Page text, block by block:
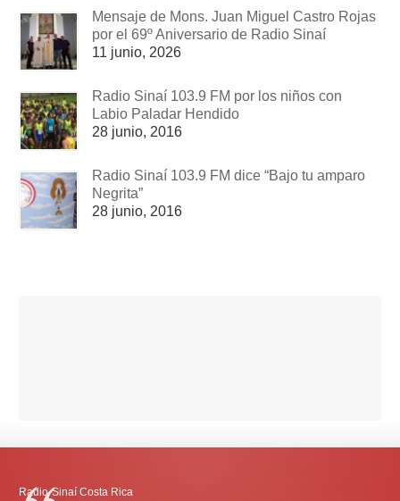
Mensaje de Mons. Juan Miguel Castro Rojas
por el 69º Aniversario de Radio Sinaí
11 junio, 2026
Radio Sinaí 103.9 FM por los niños con
Labio Paladar Hendido
28 junio, 2016
Radio Sinaí 103.9 FM dice “Bajo tu amparo
Negrita”
28 junio, 2016
Radio-Sinaí Costa Rica